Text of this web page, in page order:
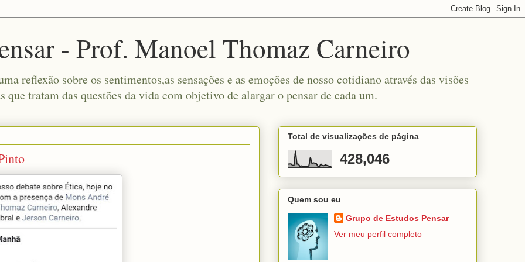
- Prof. Manoel Thomaz Carneiro
reflexão sobre os sentimentos,as sensações e as emoções de nosso cotidiano através das visões
que tratam das questões da vida com objetivo de alargar o pensar de cada um.
Total de visualizações de página
428,046
Quem sou eu
Grupo de Estudos Pensar
Ver meu perfil completo